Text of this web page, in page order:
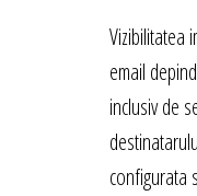
Vizibilitatea
email
inclusiv de
configurata